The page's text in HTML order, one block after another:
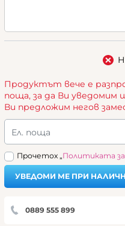
Продуктът вече е
поща, за да Ви уведомим
Ви предложим негов
Ел. поща
Прочетох „Политиката
УВЕДОМИ МЕ ПРИ
0889 555 899